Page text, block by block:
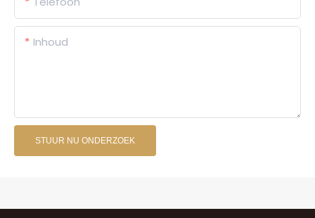
Inhoud
STUUR NU ONDERZOEK